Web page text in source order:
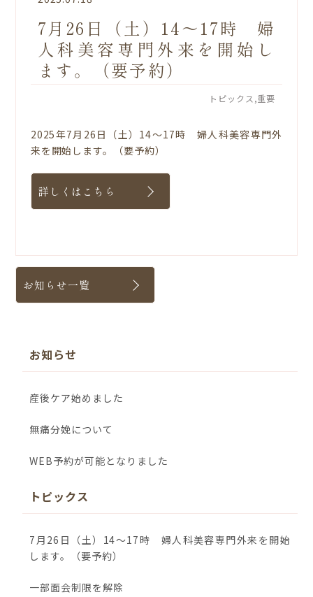
7月26日（土）14～17時 婦
人科美容専門外来を開始し
ます。（要予約）
トピックス 重要
2025年7月26日（土）14～17時 婦人科美容専門外
来を開始します。（要予約）
詳しくはこちら
お知らせ一覧
お知らせ
産後ケア始めました
無痛分娩について
WEB予約が可能となりました
トピックス
7月26日（土）14～17時 婦人科美容専門外来を開始
します。（要予約）
一部面会制限を解除